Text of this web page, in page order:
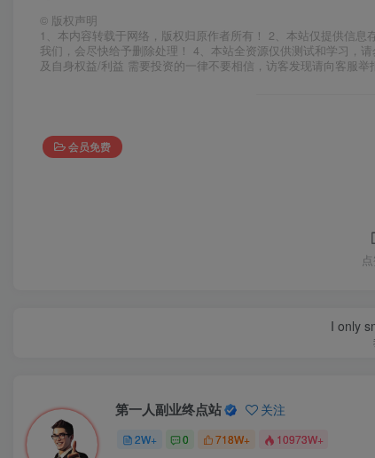
© 版权声明
1、本内容转载于网络，版权归原作者所有！ 2、本站仅提供信
我们，会尽快给予删除处理！ 4、本站全资源仅供测试和学习，
及自身权益/利益 需要投资的一律不要相信，访客发现请向客服
会员免费
I only
第一人副业终点站 关注
2W+ 0 718W+ 10973W+